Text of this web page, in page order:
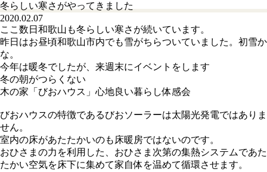
冬らしい寒さがやってきました
2020.02.07
ここ数日和歌山も冬らしい寒さが続いています。
昨日はお昼頃和歌山市内でも雪がちらついていました。初雪か
な。
今年は暖冬でしたが、来週末にイベントをします
冬の朝がつらくない
木の家「びおハウス」心地良い暮らし体感会
びおハウスの特徴であるびおソーラーは太陽光発電ではありま
せん。
室内の床があたたかいのも床暖房ではないのです。
おひさまの力を利用した、おひさま次第の集熱システムであた
たかい空気を床下に集めて家自体を温めて循環させます。